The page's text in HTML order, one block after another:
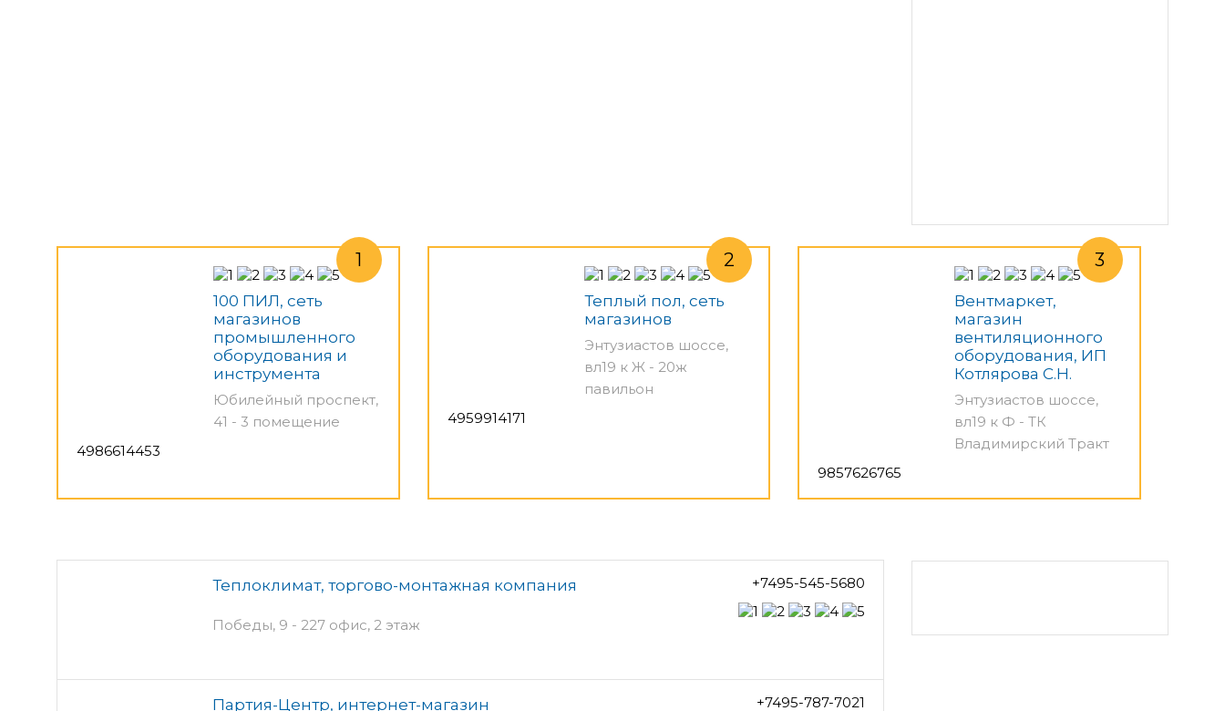
100 ПИЛ, сеть
магазинов
промышленного
оборудования и
инструмента
Юбилейный проспект,
41 - 3 помещение
4986614453
Теплый пол, сеть
магазинов
Энтузиастов шоссе,
вл19 к Ж - 20ж
павильон
4959914171
Вентмаркет,
магазин
вентиляционного
оборудования, ИП
Котлярова С.Н.
Энтузиастов шоссе,
вл19 к Ф - ТК
Владимирский Тракт
9857626765
Теплоклимат, торгово-монтажная компания
Победы, 9 - 227 офис, 2 этаж
+7495-545-5680
Партия-Центр, интернет-магазин +7495-787-7021